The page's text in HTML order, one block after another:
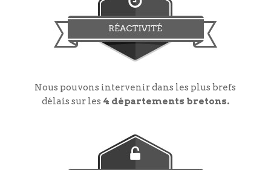
Nous pouvons intervenir dans les plus brefs
délais sur les 4 départements bretons.